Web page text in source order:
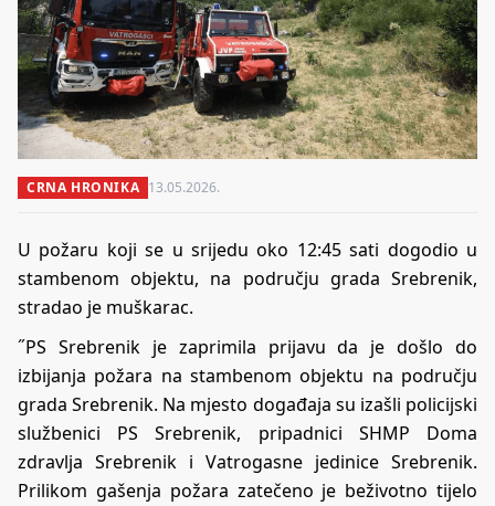
CRNA HRONIKA 13.05.2026.
U požaru koji se u srijedu oko 12:45 sati dogodio u
stambenom objektu, na području grada Srebrenik,
stradao je muškarac.
˝PS Srebrenik je zaprimila prijavu da je došlo do
izbijanja požara na stambenom objektu na području
grada Srebrenik. Na mjesto događaja su izašli policijski
službenici PS Srebrenik, pripadnici SHMP Doma
zdravlja Srebrenik i Vatrogasne jedinice Srebrenik.
Prilikom gašenja požara zatečeno je beživotno tijelo